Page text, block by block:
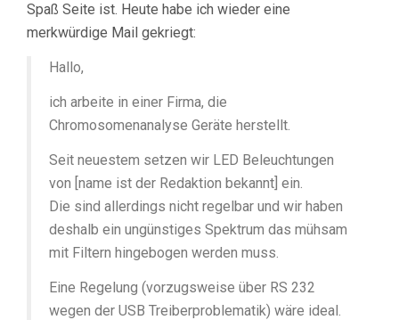
Spaß Seite ist. Heute habe ich wieder eine
merkwürdige Mail gekriegt:
Hallo,
ich arbeite in einer Firma, die
Chromosomenanalyse Geräte herstellt.
Seit neuestem setzen wir LED Beleuchtungen
von [name ist der Redaktion bekannt] ein.
Die sind allerdings nicht regelbar und wir haben
deshalb ein ungünstiges Spektrum das mühsam
mit Filtern hingebogen werden muss.
Eine Regelung (vorzugsweise über RS 232
wegen der USB Treiberproblematik) wäre ideal.